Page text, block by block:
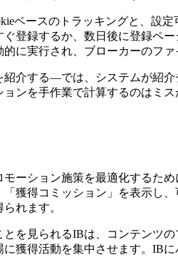
ベースのトラッキングと、
登録するか、数日後に登録ペ
に実行され、ブローカーのフ
介する—では、システムが紹
ンを手作業で計算するのはミ
ーション施策を最適化するた
獲得コミッション」を表示し
れます。
を見られるIBは、コンテンツ
獲得活動を集中させます。IB